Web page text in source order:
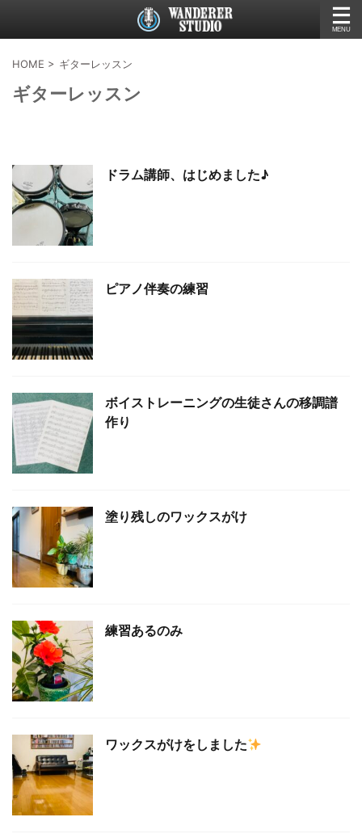
HOME > ギターレッスン
ギターレッスン
ドラム講師、はじめました♪
ピアノ伴奏の練習
ボイストレーニングの生徒さんの移調譜
作り
塗り残しのワックスがけ
練習あるのみ
ワックスがけをしました